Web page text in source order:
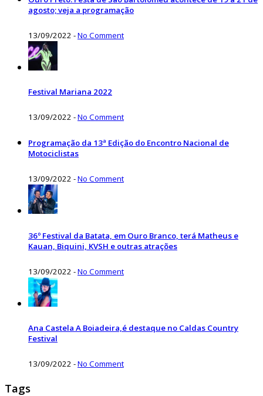
agosto; veja a programação
13/09/2022 -No Comment
Festival Mariana 2022
13/09/2022 -No Comment
Programação da 13ª Edição do Encontro Nacional de
Motociclistas
13/09/2022 -No Comment
36º Festival da Batata, em Ouro Branco, terá Matheus e
Kauan, Biquini, KVSH e outras atrações
13/09/2022 -No Comment
Ana Castela A Boiadeira,é destaque no Caldas Country
Festival
13/09/2022 -No Comment
Tags